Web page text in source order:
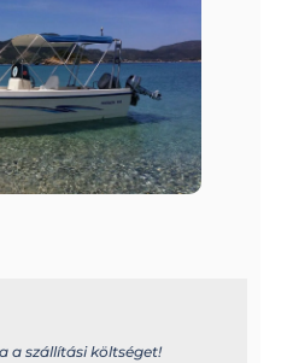
a szállítási költséget!